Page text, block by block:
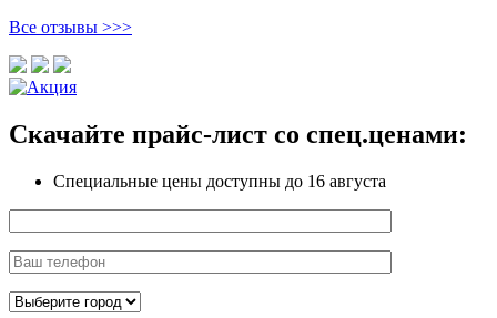
Все отзывы >>>
Скачайте прайс-лист со спец.ценами:
Специальные цены доступны до 16 августа